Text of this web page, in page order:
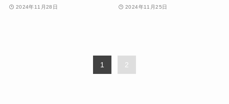
2024年11月28日 2024年11月25日
1 2